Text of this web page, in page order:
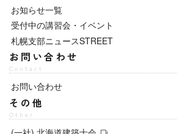
お知らせ一覧
受付中の講習会・イベント
札幌支部ニュースSTREET
お問い合わせ
Contact
お問い合わせ
その他
Other